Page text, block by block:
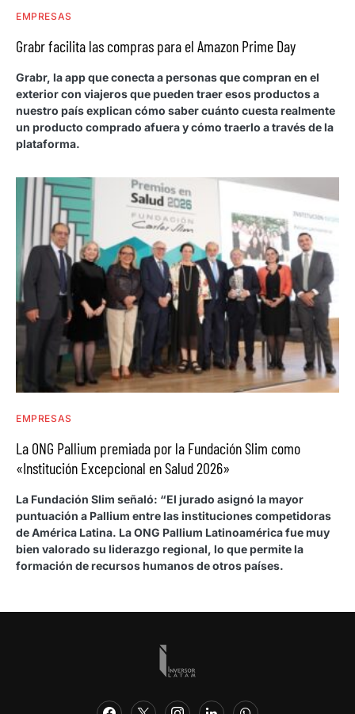
EMPRESAS
Grabr facilita las compras para el Amazon Prime Day
Grabr, la app que conecta a personas que compran en el
exterior con viajeros que pueden traer esos productos a
nuestro país explican cómo saber cuánto cuesta realmente
un producto comprado afuera y cómo traerlo a través de la
plataforma.
EMPRESAS
La ONG Pallium premiada por la Fundación Slim como
«Institución Excepcional en Salud 2026»
La Fundación Slim señaló: “El jurado asignó la mayor
puntuación a Pallium entre las instituciones competidoras
de América Latina. La ONG Pallium Latinoamérica fue muy
bien valorado su liderazgo regional, lo que permite la
formación de recursos humanos de otros países.